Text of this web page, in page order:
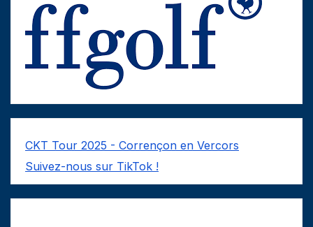
CKT Tour 2025 - Corrençon en Vercors
Suivez-nous sur TikTok !